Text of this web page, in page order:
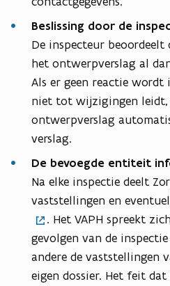
Beslissing door de
De inspecteur
het ontwerpverslag al
Als er geen reactie wordt
niet tot wijzigingen
ontwerpverslag
verslag.
De bevoegde entiteit
Na elke inspectie deelt
vaststellingen en
. Het VAPH spreekt
gevolgen van de
andere de vaststellingen
eigen dossier. Het feit dat